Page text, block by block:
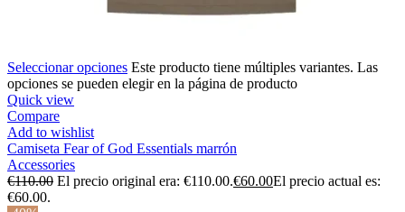
Seleccionar opciones Este producto tiene múltiples variantes. Las
opciones se pueden elegir en la página de producto
Quick view
Compare
Add to wishlist
Camiseta Fear of God Essentials marrón
Accessories
€110.00 El precio original era: €110.00.€60.00El precio actual es:
€60.00.